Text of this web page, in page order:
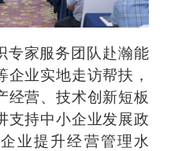
专家服务团队赴瀚能
企业实地走访帮扶，
经营、技术创新短板
支持中小企业发展政
业提升经营管理水